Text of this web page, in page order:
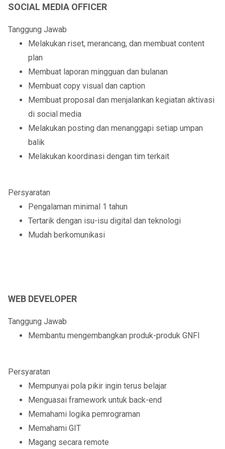
SOCIAL MEDIA OFFICER
Tanggung Jawab
Melakukan riset, merancang, dan membuat content
plan
Membuat laporan mingguan dan bulanan
Membuat copy visual dan caption
Membuat proposal dan menjalankan kegiatan aktivasi
di social media
Melakukan posting dan menanggapi setiap umpan
balik
Melakukan koordinasi dengan tim terkait
Persyaratan
Pengalaman minimal 1 tahun
Tertarik dengan isu-isu digital dan teknologi
Mudah berkomunikasi
WEB DEVELOPER
Tanggung Jawab
Membantu mengembangkan produk-produk GNFI
Persyaratan
Mempunyai pola pikir ingin terus belajar
Menguasai framework untuk back-end
Memahami logika pemrograman
Memahami GIT
Magang secara remote